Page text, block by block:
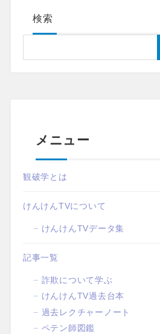
検索
メニュー
観破学とは
けんけんTVについて
けんけんTVデータ集
記事一覧
詐欺について学ぶ
けんけんTV過去台本
過去レクチャーノート
ペテン師図鑑